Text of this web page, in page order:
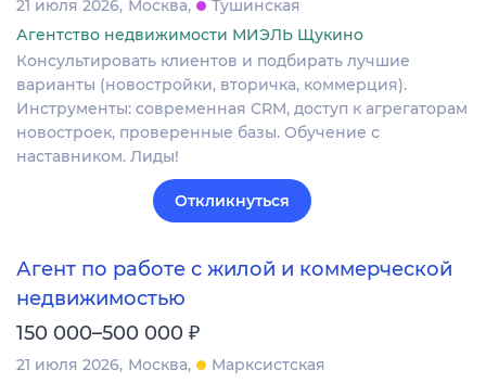
21 июля 2026 Москва
Тушинская
Агентство недвижимости МИЭЛЬ Щукино
Консультировать клиентов и подбирать лучшие
варианты (новостройки, вторичка, коммерция).
Инструменты: современная CRM, доступ к агрегаторам
новостроек, проверенные базы. Обучение с
наставником. Лиды!
Откликнуться
Агент по работе с жилой и коммерческой
недвижимостью
150 000–500 000 ₽
21 июля 2026 Москва
Марксистская